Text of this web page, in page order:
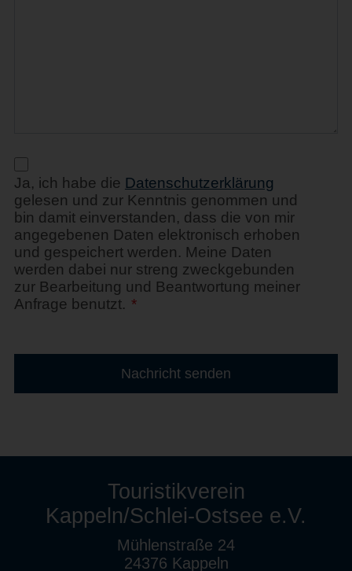
Ja, ich habe die Datenschutzerklärung
gelesen und zur Kenntnis genommen und
bin damit einverstanden, dass die von mir
angegebenen Daten elektronisch erhoben
und gespeichert werden. Meine Daten
werden dabei nur streng zweckgebunden
zur Bearbeitung und Beantwortung meiner
Anfrage benutzt. *
Touristikverein
Kappeln/Schlei-Ostsee e.V.
Mühlenstraße 24
24376 Kappeln